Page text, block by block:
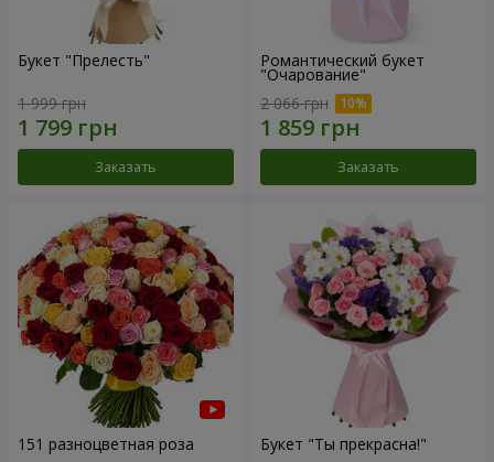
Букет "Прелесть"
1 999 грн
Заказать
Романтический букет
"Очарование"
2 066 грн
Заказать
151 разноцветная роза Букет "Ты прекрасна!"